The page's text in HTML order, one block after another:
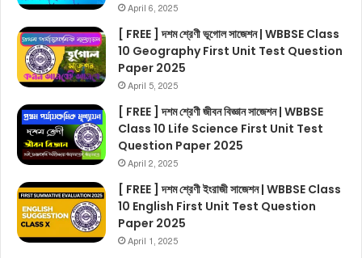
April 6, 2025
[ FREE ] দশম শ্রেণী ভূগোল সাজেশন | WBBSE Class
10 Geography First Unit Test Question
Paper 2025
April 5, 2025
[ FREE ] দশম শ্রেণী জীবন বিজ্ঞান সাজেশন | WBBSE
Class 10 Life Science First Unit Test
Question Paper 2025
April 2, 2025
[ FREE ] দশম শ্রেণী ইংরাজী সাজেশন | WBBSE Class
10 English First Unit Test Question
Paper 2025
April 1, 2025